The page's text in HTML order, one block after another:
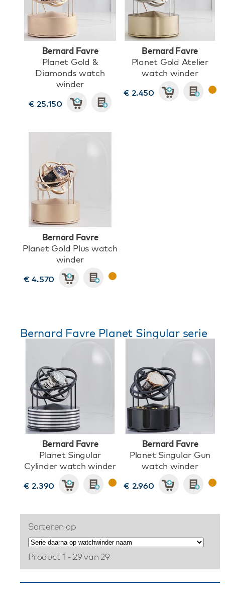
Bernard Favre
Planet Gold &
Diamonds watch
winder
€ 25.150
Bernard Favre
Planet Gold Atelier
watch winder
€ 2.450
Bernard Favre
Planet Gold Plus watch
winder
€ 4.570
Bernard Favre Planet Singular serie
Bernard Favre
Planet Singular
Cylinder watch winder
€ 2.390
Bernard Favre
Planet Singular Gun
watch winder
€ 2.960
Sorteren op
Product 1 - 29 van 29